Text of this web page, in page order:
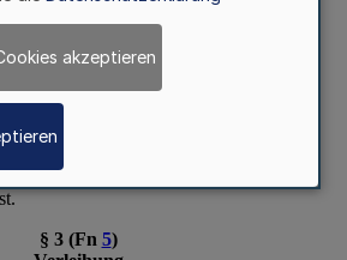
akzeptieren